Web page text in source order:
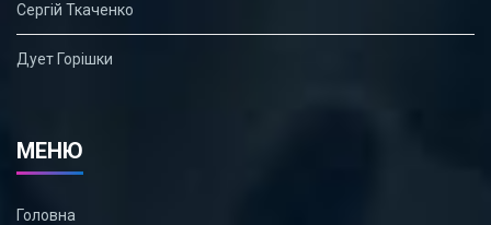
Сергій Ткаченко
Дует Горішки
МЕНЮ
Головна